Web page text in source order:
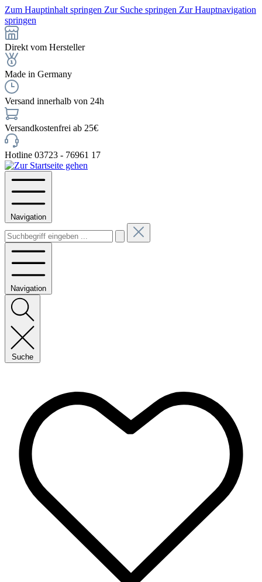
Zum Hauptinhalt springen Zur Suche springen Zur Hauptnavigation
springen
Direkt vom Hersteller
Made in Germany
Versand innerhalb von 24h
Versandkostenfrei ab 25€
Hotline 03723 - 76961 17
Navigation
Navigation
Suche